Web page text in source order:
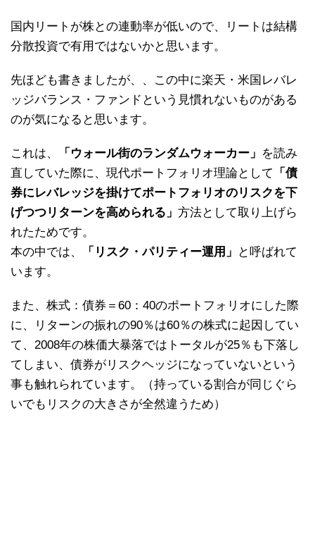
国内リートが株との連動率が低いので、リートは結構
分散投資で有用ではないかと思います。
先ほども書きましたが、、この中に楽天・米国レバレ
ッジバランス・ファンドという見慣れないものがある
のが気になると思います。
これは、 「ウォール街のランダムウォーカー」 を読み
直していた際に、現代ポートフォリオ理論として
「債
券にレバレッジを掛けてポートフォリオのリスクを下
げつつリターンを高められる」 方法として取り上げら
れたためです。
本の中では、
「リスク・パリティー運用」
と呼ばれて
います。
また、株式：債券＝60：40のポートフォリオにした際
に、リターンの振れの90％は60％の株式に起因してい
て、2008年の株価大暴落ではトータルが25％も下落し
てしまい、債券がリスクヘッジになっていないという
事も触れられています。（持っている割合が同じぐら
いでもリスクの大きさが全然違うため）